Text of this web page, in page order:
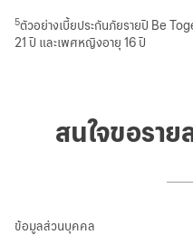
5ตัวอย่างเบี้ยประกันภัยรายปี Be
21 ปี และเพศหญิงอายุ 16 ปี
สนใจขอราย
ข้อมูลส่วนบุคคล